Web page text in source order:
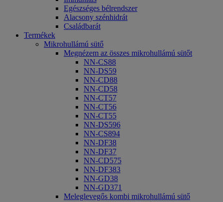
Egészséges bélrendszer
Alacsony szénhidrát
Családbarát
Termékek
Mikrohullámú sütő
Megnézem az összes mikrohullámú sütőt
NN-CS88
NN-DS59
NN-CD88
NN-CD58
NN-CT57
NN-CT56
NN-CT55
NN-DS596
NN-CS894
NN-DF38
NN-DF37
NN-CD575
NN-DF383
NN-GD38
NN-GD371
Meleglevegős kombi mikrohullámú sütő